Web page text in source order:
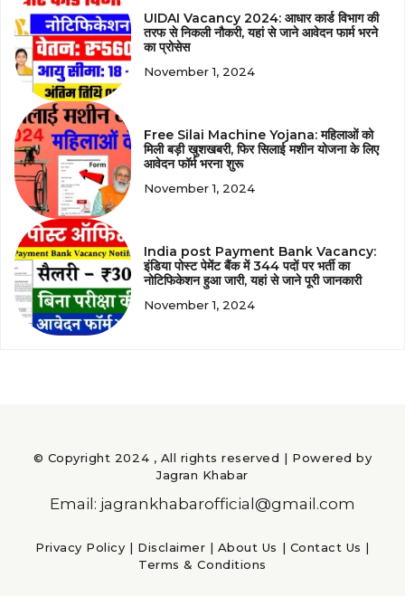
UIDAI Vacancy 2024: आधार कार्ड विभाग की
तरफ से निकली नौकरी, यहां से जाने आवेदन फार्म भरने
का प्रोसेस
November 1, 2024
Free Silai Machine Yojana: महिलाओं को
मिली बड़ी खुशखबरी, फिर सिलाई मशीन योजना के लिए
आवेदन फॉर्म भरना शुरू
November 1, 2024
India post Payment Bank Vacancy:
इंडिया पोस्ट पेमेंट बैंक में 344 पदों पर भर्ती का
नोटिफिकेशन हुआ जारी, यहां से जाने पूरी जानकारी
November 1, 2024
© Copyright 2024 , All rights reserved | Powered by
Jagran Khabar
Email: jagrankhabarofficial@gmail.com
Privacy Policy | Disclaimer | About Us | Contact Us |
Terms & Conditions